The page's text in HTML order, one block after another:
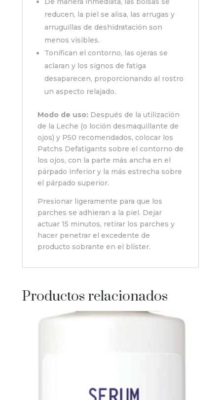
reducen, la piel se alisa, las arrugas y
arruguillas de deshidratación son
menos visibles.
Tonifican el contorno, las ojeras se
aclaran y los signos de fatiga
desaparecen, proporcionando al rostro
un aspecto relajado.
Modo de uso: Después de la utilización
de la Leche (o loción desmaquillante de
ojos) y P50 recomendados, colocar los
Patchs Defatigants sobre el contorno de
los ojos, con la parte más ancha en el
párpado inferior y la más estrecha sobre
el párpado superior.
Presionar ligeramente para que los
parches se adhieran a la piel. Dejar
actuar 15 minutos, retirar los parches y
hacer penetrar el excedente de
producto sobrante en el blíster.
Productos relacionados